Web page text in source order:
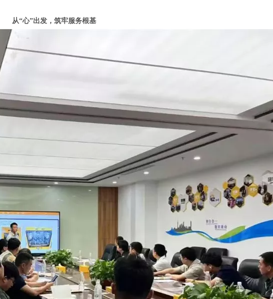
从“心”出发，筑牢服务根基